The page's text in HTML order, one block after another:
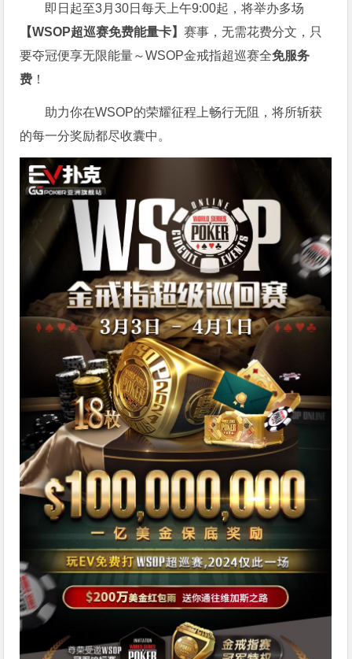
即日起至3月30日每天上午9:00起，将举办多场
【WSOP超巡赛免费能量卡】赛事，无需花费分文，只
要夺冠便享无限能量～WSOP金戒指超巡赛全免服务
费 ！
助力你在WSOP的荣耀征程上畅行无阻，将所斩获
的每一分奖励都尽收囊中。